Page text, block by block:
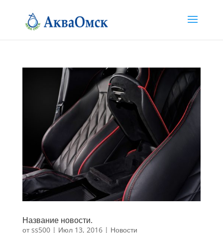
Название новости.
отss500| Июл 13, 2016| Новости